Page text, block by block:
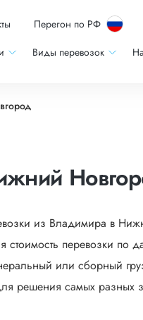
Перегон по РФ
Виды перевозок
из Владимира в
перевозки
или сборный
решения самых разных